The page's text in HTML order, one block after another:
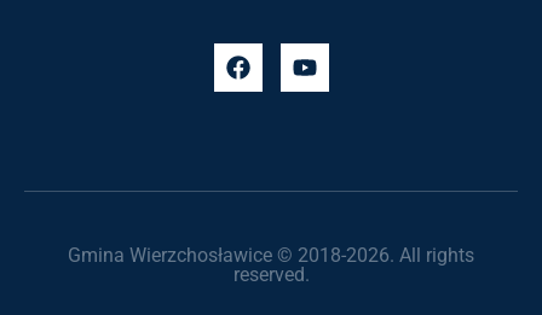
Gmina Wierzchosławice © 2018-2026. All rights
reserved.